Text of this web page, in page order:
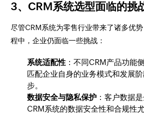
3、CRM系统选型面临的挑
尽管CRM系统为零售行业带来了诸多优
程中，企业仍面临一些挑战：
系统适配性 ：不同CRM产品功能
匹配企业自身的业务模式和发展
步。
数据安全与隐私保护 ：客户数据
CRM系统的数据安全性和合规性尤